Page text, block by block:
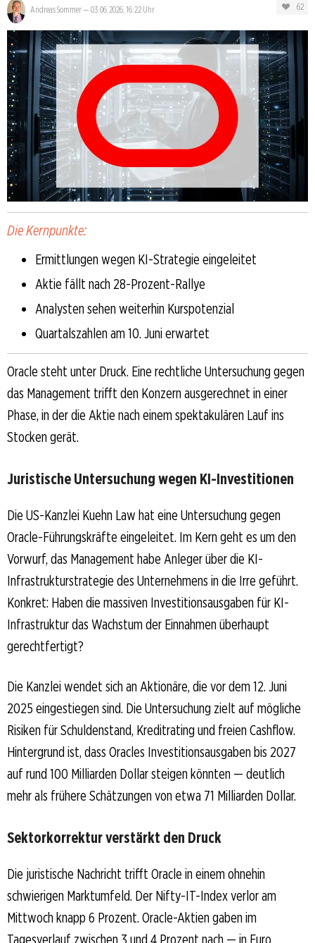
Andreas Sommer— 03.06.2026, 16:22 Uhr 62
Die Kernpunkte:
Ermittlungen wegen KI-Strategie eingeleitet
Aktie fällt nach 28-Prozent-Rallye
Analysten sehen weiterhin Kurspotenzial
Quartalszahlen am 10. Juni erwartet
Oracle steht unter Druck. Eine rechtliche Untersuchung gegen
das Management trifft den Konzern ausgerechnet in einer
Phase, in der die Aktie nach einem spektakulären Lauf ins
Stocken gerät.
Juristische Untersuchung wegen KI-Investitionen
Die US-Kanzlei Kuehn Law hat eine Untersuchung gegen
Oracle-Führungskräfte eingeleitet. Im Kern geht es um den
Vorwurf, das Management habe Anleger über die KI-
Infrastrukturstrategie des Unternehmens in die Irre geführt.
Konkret: Haben die massiven Investitionsausgaben für KI-
Infrastruktur das Wachstum der Einnahmen überhaupt
gerechtfertigt?
Die Kanzlei wendet sich an Aktionäre, die vor dem 12. Juni
2025 eingestiegen sind. Die Untersuchung zielt auf mögliche
Risiken für Schuldenstand, Kreditrating und freien Cashflow.
Hintergrund ist, dass Oracles Investitionsausgaben bis 2027
auf rund 100 Milliarden Dollar steigen könnten — deutlich
mehr als frühere Schätzungen von etwa 71 Milliarden Dollar.
Sektorkorrektur verstärkt den Druck
Die juristische Nachricht trifft Oracle in einem ohnehin
schwierigen Marktumfeld. Der Nifty-IT-Index verlor am
Mittwoch knapp 6 Prozent. Oracle-Aktien gaben im